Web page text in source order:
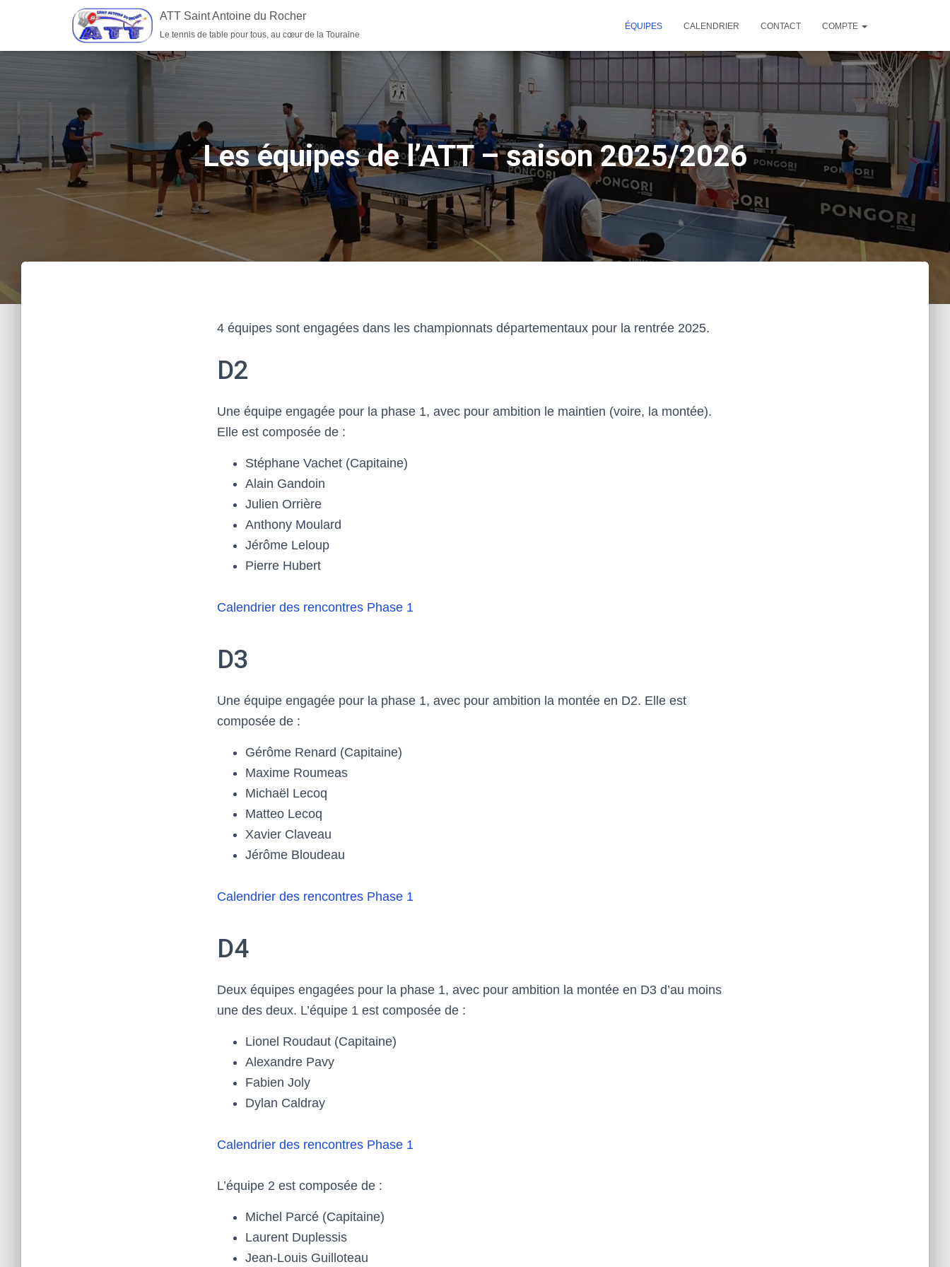
ATT Saint Antoine du Rocher
Le tennis de table pour tous, au cœur de la Touraine
ÉQUIPES CALENDRIER CONTACT COMPTE
Les équipes de l’ATT – saison 2025/2026
4 équipes sont engagées dans les championnats départementaux pour la rentrée 2025.
D2
Une équipe engagée pour la phase 1, avec pour ambition le maintien (voire, la montée).
Elle est composée de :
Stéphane Vachet (Capitaine)
Alain Gandoin
Julien Orrière
Anthony Moulard
Jérôme Leloup
Pierre Hubert
Calendrier des rencontres Phase 1
D3
Une équipe engagée pour la phase 1, avec pour ambition la montée en D2. Elle est
composée de :
Gérôme Renard (Capitaine)
Maxime Roumeas
Michaël Lecoq
Matteo Lecoq
Xavier Claveau
Jérôme Bloudeau
Calendrier des rencontres Phase 1
D4
Deux équipes engagées pour la phase 1, avec pour ambition la montée en D3 d’au moins
une des deux. L’équipe 1 est composée de :
Lionel Roudaut (Capitaine)
Alexandre Pavy
Fabien Joly
Dylan Caldray
Calendrier des rencontres Phase 1
L’équipe 2 est composée de :
Michel Parcé (Capitaine)
Laurent Duplessis
Jean-Louis Guilloteau